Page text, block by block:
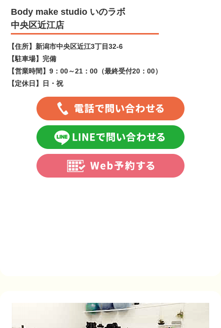
Body make studio いのラボ
中央区近江店
【住所】 新潟市中央区近江3丁目32-6
【駐車場】 完備
【営業時間】 9：00～21：00（最終受付20：00）
【定休日】
日・祝